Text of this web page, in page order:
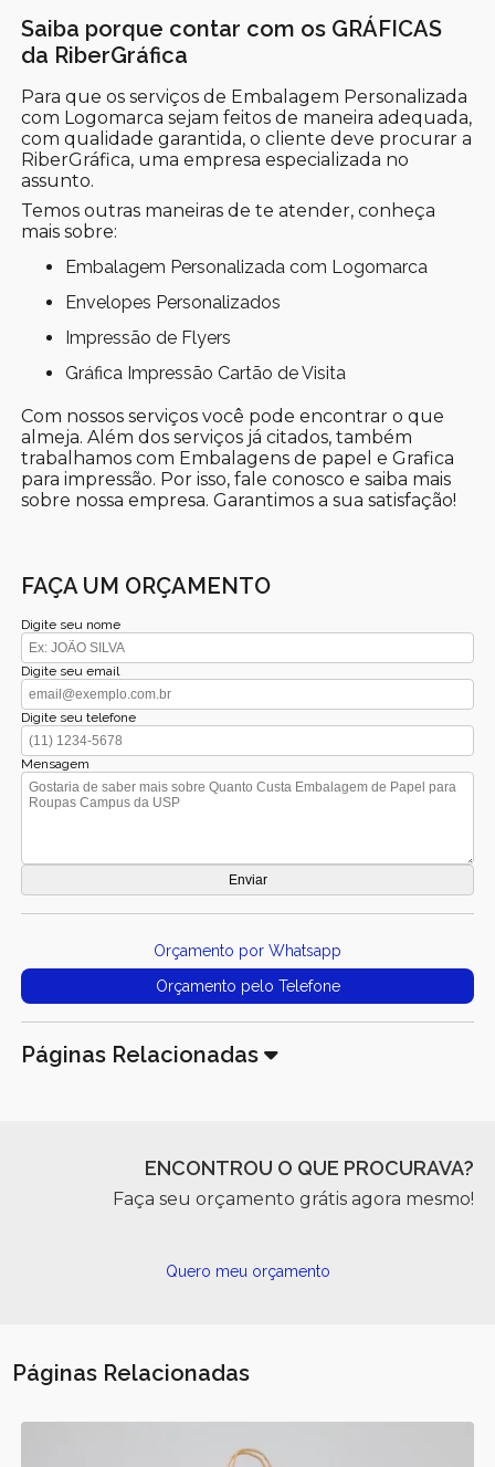
Saiba porque contar com os GRÁFICAS
da RiberGráfica
Para que os serviços de Embalagem Personalizada
com Logomarca sejam feitos de maneira adequada,
com qualidade garantida, o cliente deve procurar a
RiberGráfica, uma empresa especializada no
assunto.
Temos outras maneiras de te atender, conheça
mais sobre:
Embalagem Personalizada com Logomarca
Envelopes Personalizados
Impressão de Flyers
Gráfica Impressão Cartão de Visita
Com nossos serviços você pode encontrar o que
almeja. Além dos serviços já citados, também
trabalhamos com Embalagens de papel e Grafica
para impressão. Por isso, fale conosco e saiba mais
sobre nossa empresa. Garantimos a sua satisfação!
FAÇA UM ORÇAMENTO
Digite seu nome
Digite seu email
Digite seu telefone
Mensagem
Orçamento por Whatsapp
Orçamento pelo Telefone
Páginas Relacionadas
ENCONTROU O QUE PROCURAVA?
Faça seu orçamento grátis agora mesmo!
Quero meu orçamento
Páginas Relacionadas